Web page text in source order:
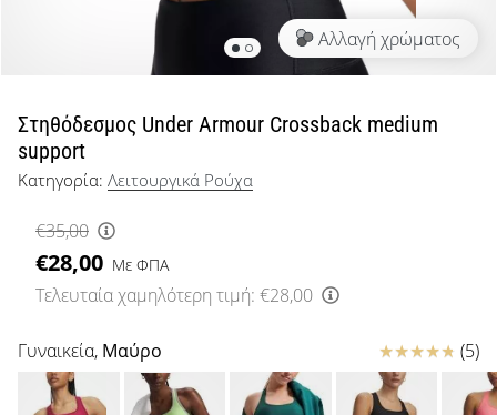
μπάσκετ
όπως
εμείς;
Έλα
μας
ως
πρεσβευτής
της
μας.
Αλλαγή χρώματος
Στηθόδεσμος Under Armour Crossback medium
support
Κατηγορία: Λειτουργικά Ρούχα
€35,00
€28,00 Με ΦΠΑ
Τελευταία χαμηλότερη τιμή: €28,00
Γυναικεία, Μαύρο Κριτικές (5)